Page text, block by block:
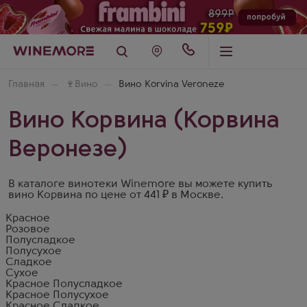
Главная 🍷 Вино Вино Korvina Veroneze
Вино Корвина (Корвина
Веронезе)
В каталоге винотеки Winemore вы можете купить
вино Корвина по цене от 441 ₽ в Москве.
Красное
Розовое
Полусладкое
Полусухое
Сладкое
Сухое
Красное Полусладкое
Красное Полусухое